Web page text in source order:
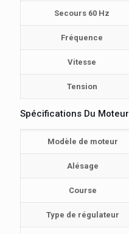
Secours 60 Hz
Fréquence
Vitesse
Tension
Spécifications Du Moteur
Modèle de moteur
Alésage
Course
Type de régulateur